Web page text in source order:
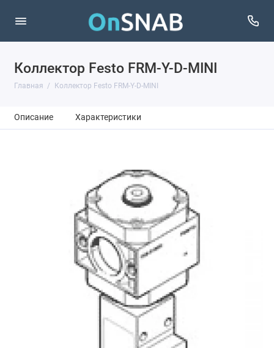
Коллектор Festo FRM-Y-D-MINI
Главная Коллектор Festo FRM-Y-D-MINI
Описание Характеристики